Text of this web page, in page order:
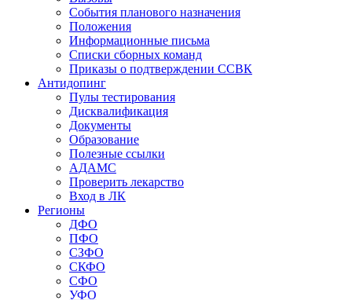
События планового назначения
Положения
Информационные письма
Списки сборных команд
Приказы о подтверждении ССВК
Антидопинг
Пулы тестирования
Дисквалификация
Документы
Образование
Полезные ссылки
АДАМС
Проверить лекарство
Вход в ЛК
Регионы
ДФО
ПФО
СЗФО
СКФО
СФО
УФО